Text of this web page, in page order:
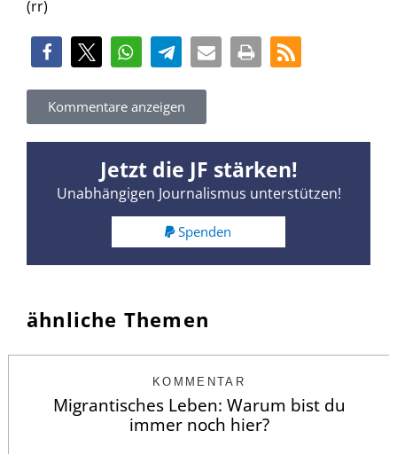
(rr)
Kommentare anzeigen
Jetzt die JF stärken!
Unabhängigen Journalismus unterstützen!
Spenden
ähnliche Themen
KOMMENTAR
Migrantisches Leben: Warum bist du
immer noch hier?